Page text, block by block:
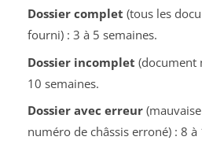
Dossier complet (tous les
fourni) : 3 à 5 semaines.
Dossier incomplet (document
10 semaines.
Dossier avec erreur
numéro de châssis erroné) : 8 à